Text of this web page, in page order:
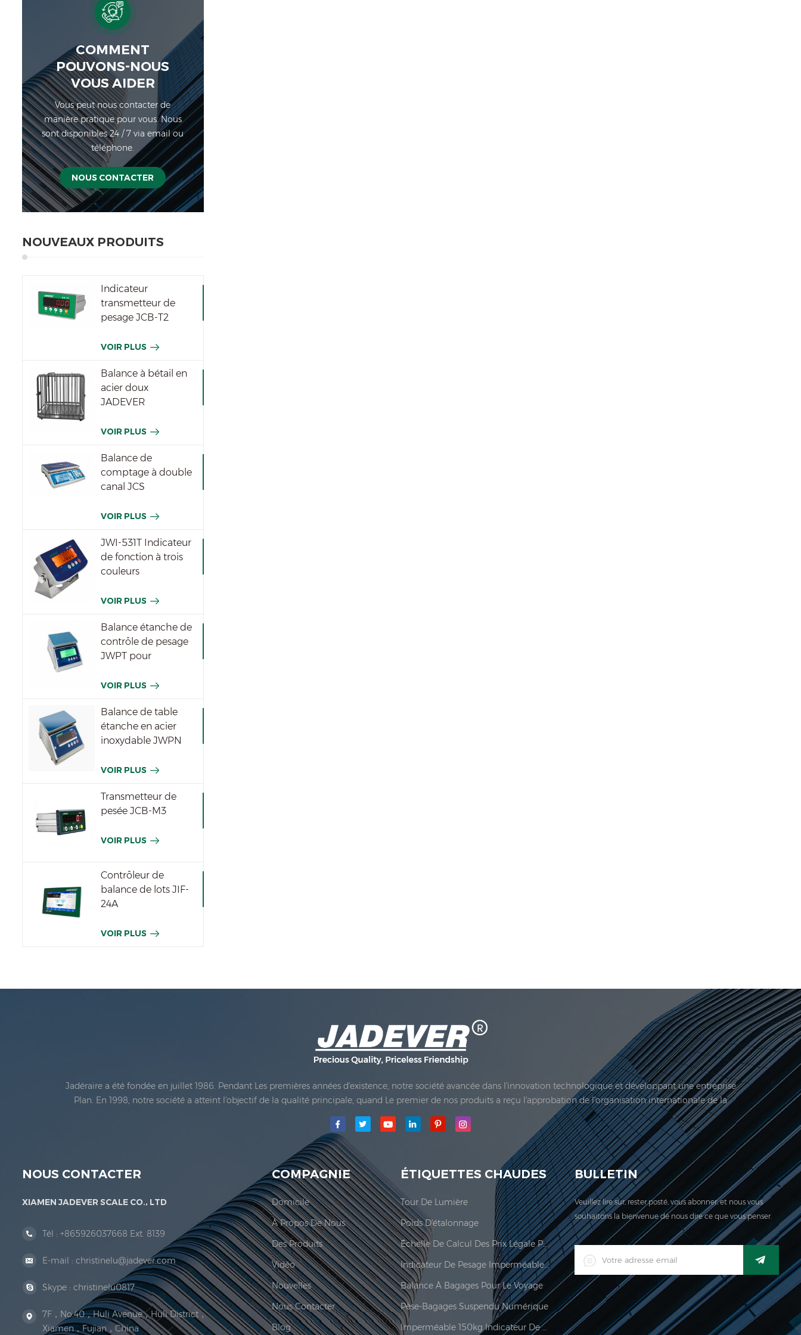
COMMENT
POUVONS-NOUS
VOUS AIDER
Vous peut nous contacter de
manière pratique pour vous. Nous
sont disponibles 24 / 7 via email ou
téléphone.
NOUS CONTACTER
NOUVEAUX PRODUITS
Indicateur
transmetteur de
pesage JCB-T2
VOIR PLUS
Balance à bétail en
acier doux
JADEVER
VOIR PLUS
Balance de
comptage à double
canal JCS
VOIR PLUS
JWI-531T Indicateur
de fonction à trois
couleurs
VOIR PLUS
Balance étanche de
contrôle de pesage
JWPT pour
VOIR PLUS
Balance de table
étanche en acier
inoxydable JWPN
VOIR PLUS
Transmetteur de
pesée JCB-M3
VOIR PLUS
Contrôleur de
balance de lots JIF-
24A
VOIR PLUS
Jadéraire a été fondée en juillet 1986. Pendant Les premières années d'existence, notre société avancée dans l'innovation technologique et développant une entreprise
Plan. En 1998, notre société a atteint l'objectif de la qualité principale, quand Le premier de nos produits a reçu l'approbation de l'organisation internationale de la
métrologie légale En 1999, Xiamen Jadéraire Échelle Co., Ltd.a été établie; La principale zone de production de notre société est située ici. En 2006, Jadeur acquis ...
NOUS CONTACTER
XIAMEN JADEVER SCALE CO., LTD
Tél : +865926037668 Ext. 8139
E-mail : christinelu@jadever.com
Skype : christinelu0817
7F，No.40，Huli Avenue，Huli District，
Xiamen，Fujian，China
COMPAGNIE
Domicile
À Propos De Nous
Des Produits
Vidéo
Nouvelles
Nous Contacter
Blog
ÉTIQUETTES CHAUDES
Tour De Lumière
Poids D'étalonnage
Échelle De Calcul Des Prix Légale Pour Le Commerce
Indicateur De Pesage Imperméable Industriel Industriel Numérique LED
Balance À Bagages Pour Le Voyage
Pèse-Bagages Suspendu Numérique
Imperméable 150kg Indicateur De Pesée
BULLETIN
Veuillez lire sur, rester posté, vous abonner, et nous vous
souhaitons la bienvenue de nous dire ce que vous penser.